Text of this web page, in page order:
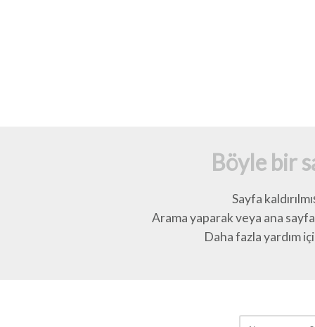
Böyle bir
Sayfa
Arama yaparak veya ana
Daha fazla yardım